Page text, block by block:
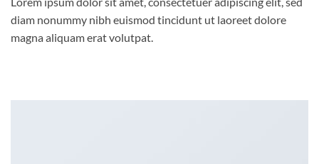
diam nonummy nibh euismod tincidunt ut laoreet dolore
magna aliquam erat volutpat.